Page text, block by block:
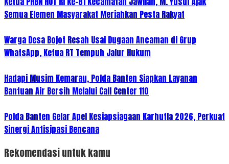
Semua Elemen Masyarakat Meriahkan Pesta Rakyat
Warga Desa Bojot Resah Usai Dugaan Ancaman di Grup
WhatsApp, Ketua RT Tempuh Jalur Hukum
Hadapi Musim Kemarau, Polda Banten Siapkan Layanan
Bantuan Air Bersih Melalui Call Center 110
Polda Banten Gelar Apel Kesiapsiagaan Karhutla 2026, Perkuat
Sinergi Antisipasi Bencana
Rekomendasi untuk kamu